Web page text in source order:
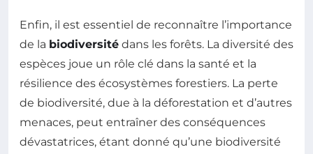
Enfin, il est essentiel de reconnaître l’importance
de la biodiversité dans les forêts. La diversité des
espèces joue un rôle clé dans la santé et la
résilience des écosystèmes forestiers. La perte
de biodiversité, due à la déforestation et d’autres
menaces, peut entraîner des conséquences
dévastatrices, étant donné qu’une biodiversité